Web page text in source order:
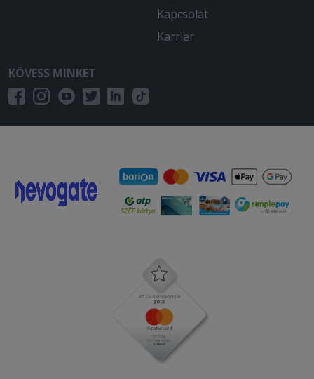
Kapcsolat
Karrier
KÖVESS MINKET